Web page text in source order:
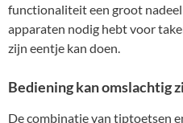
functionaliteit een groot
apparaten nodig hebt voor
zijn eentje kan doen.
Bediening kan omslachtig
De combinatie van tiptoetsen